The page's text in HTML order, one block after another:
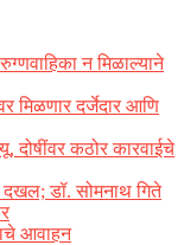
न मिळाल्याने
मिळणार दर्जेदार आणि
दोषींवर कठोर कारवाईचे
दखल; डॉ. सोमनाथ गिते
आवाहन